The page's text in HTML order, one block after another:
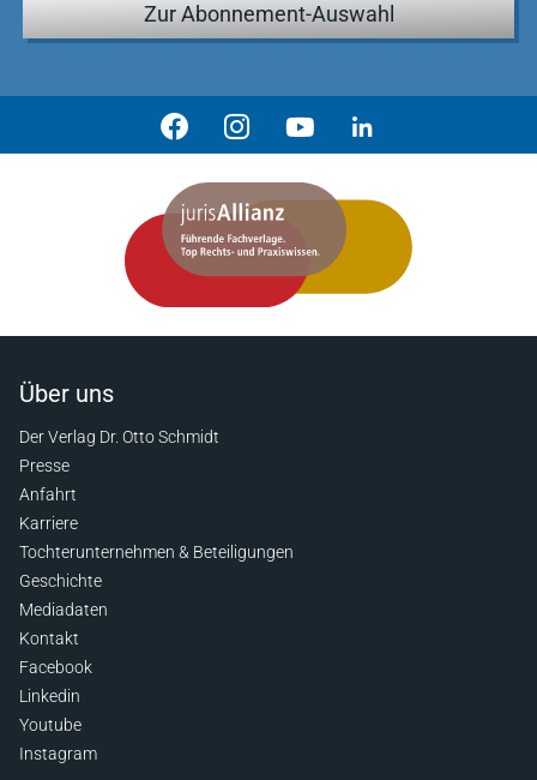
Zur Abonnement-Auswahl
Über uns
Der Verlag Dr. Otto Schmidt
Presse
Anfahrt
Karriere
Tochterunternehmen & Beteiligungen
Geschichte
Mediadaten
Kontakt
Facebook
Linkedin
Youtube
Instagram